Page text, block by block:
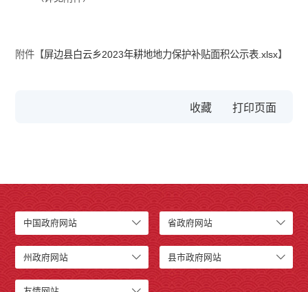
附件【屏边县白云乡2023年耕地地力保护补贴面积公示表.xlsx】
收藏
中国政府网站 省政府网站
州政府网站 县市政府网站